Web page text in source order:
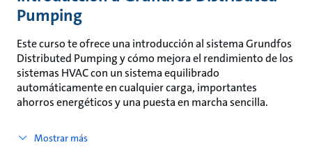
Pumping
Este curso te ofrece una introducción al sistema Grundfos
Distributed Pumping y cómo mejora el rendimiento de los
sistemas HVAC con un sistema equilibrado
automáticamente en cualquier carga, importantes
ahorros energéticos y una puesta en marcha sencilla.
Mostrar más